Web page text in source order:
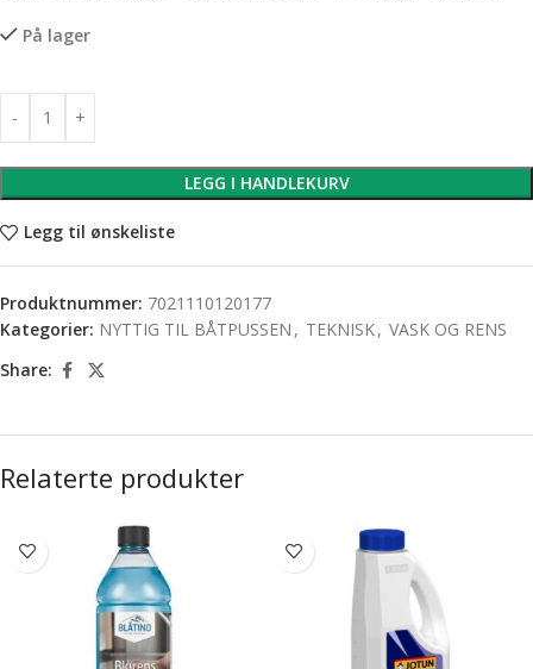
På lager
LEGG I HANDLEKURV
Legg til ønskeliste
Produktnummer: 7021110120177
Kategorier: NYTTIG TIL BÅTPUSSEN , TEKNISK, VASK OG RENS
Share:
Relaterte produkter